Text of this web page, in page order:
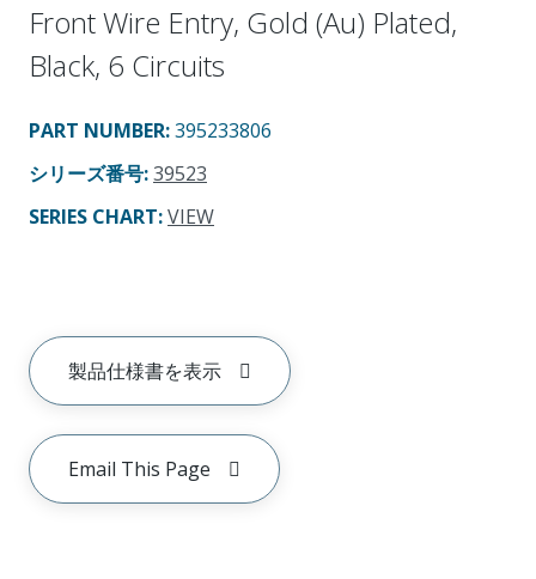
Front Wire Entry, Gold (Au) Plated,
Black, 6 Circuits
PART NUMBER:395233806
シリーズ番号:39523
SERIES CHART:VIEW
製品仕様書を表示
Email This Page